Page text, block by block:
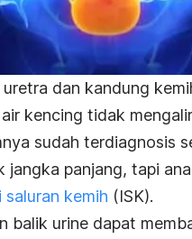
dan kandung
air kencing tidak
sudah terdiagnosis
jangka panjang, tapi
saluran kemih (ISK).
balik urine dapat